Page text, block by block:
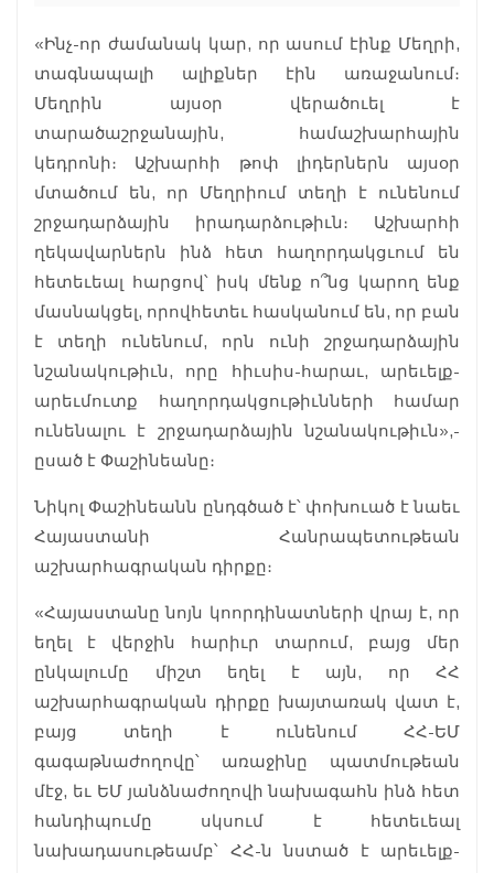
«Ինչ-որ ժամանակ կար, որ ասում էինք Մեղրի,
տագնապալի ալիքներ էին առաջանում։
Մեղրին այսօր վերածուել է
տարածաշրջանային, համաշխարհային
կեդրոնի։ Աշխարհի թոփ լիդերներն այսօր
մտածում են, որ Մեղրիում տեղի է ունենում
շրջադարձային իրադարձութիւն։ Աշխարհի
ղեկավարներն ինձ հետ հաղորդակցւում են
հետեւեալ հարցով՝ իսկ մենք ո՞նց կարող ենք
մասնակցել, որովհետեւ հասկանում են, որ բան
է տեղի ունենում, որն ունի շրջադարձային
նշանակութիւն, որը հիւսիս-հարաւ, արեւելք-
արեւմուտք հաղորդակցութիւնների համար
ունենալու է շրջադարձային նշանակութիւն»,-
ըսած է Փաշինեանը։
Նիկոլ Փաշինեանն ընդգծած է՝ փոխուած է նաեւ
Հայաստանի Հանրապետութեան
աշխարհագրական դիրքը։
«Հայաստանը նոյն կոորդինատների վրայ է, որ
եղել է վերջին հարիւր տարում, բայց մեր
ընկալումը միշտ եղել է այն, որ ՀՀ
աշխարհագրական դիրքը խայտառակ վատ է,
բայց տեղի է ունենում ՀՀ-ԵՄ
գագաթնաժողովը՝ առաջինը պատմութեան
մէջ, եւ ԵՄ յանձնաժողովի նախագահն ինձ հետ
հանդիպումը սկսում է հետեւեալ
նախադասութեամբ՝ ՀՀ-ն նստած է արեւելք-